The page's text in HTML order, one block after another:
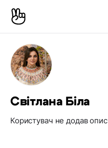
Світлана Біла
Користувач не додав опис